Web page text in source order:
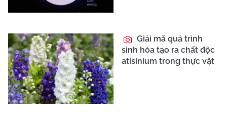
Giải mã quá trình
sinh hóa tạo ra chất độc
atisinium trong thực vật